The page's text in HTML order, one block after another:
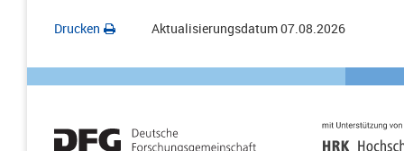
Drucken Aktualisierungsdatum07.08.2026